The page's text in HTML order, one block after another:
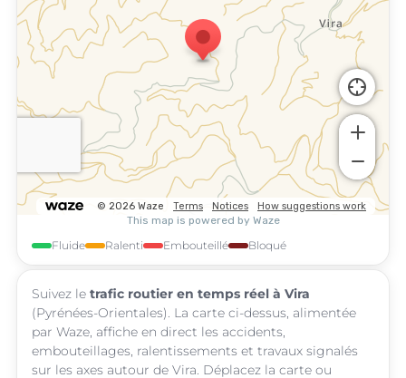
Fluide Ralenti Embouteillé Bloqué
Suivez le trafic routier en temps réel à Vira
(Pyrénées-Orientales). La carte ci-dessus, alimentée
par Waze, affiche en direct les accidents,
embouteillages, ralentissements et travaux signalés
sur les axes autour de Vira. Déplacez la carte ou